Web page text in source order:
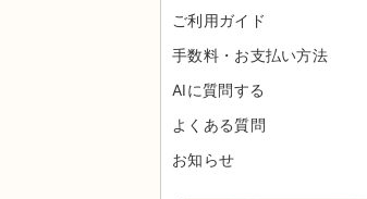
ご利用ガイド
手数料・お支払い方法
AIに質問する
よくある質問
お知らせ